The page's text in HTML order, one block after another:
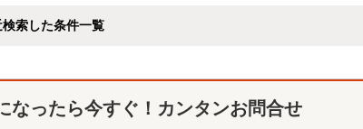
検索した条件一覧
なったら今すぐ！カンタンお問合せ